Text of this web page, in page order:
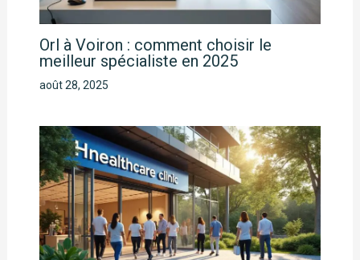
Orl à Voiron : comment choisir le
meilleur spécialiste en 2025
août 28, 2025